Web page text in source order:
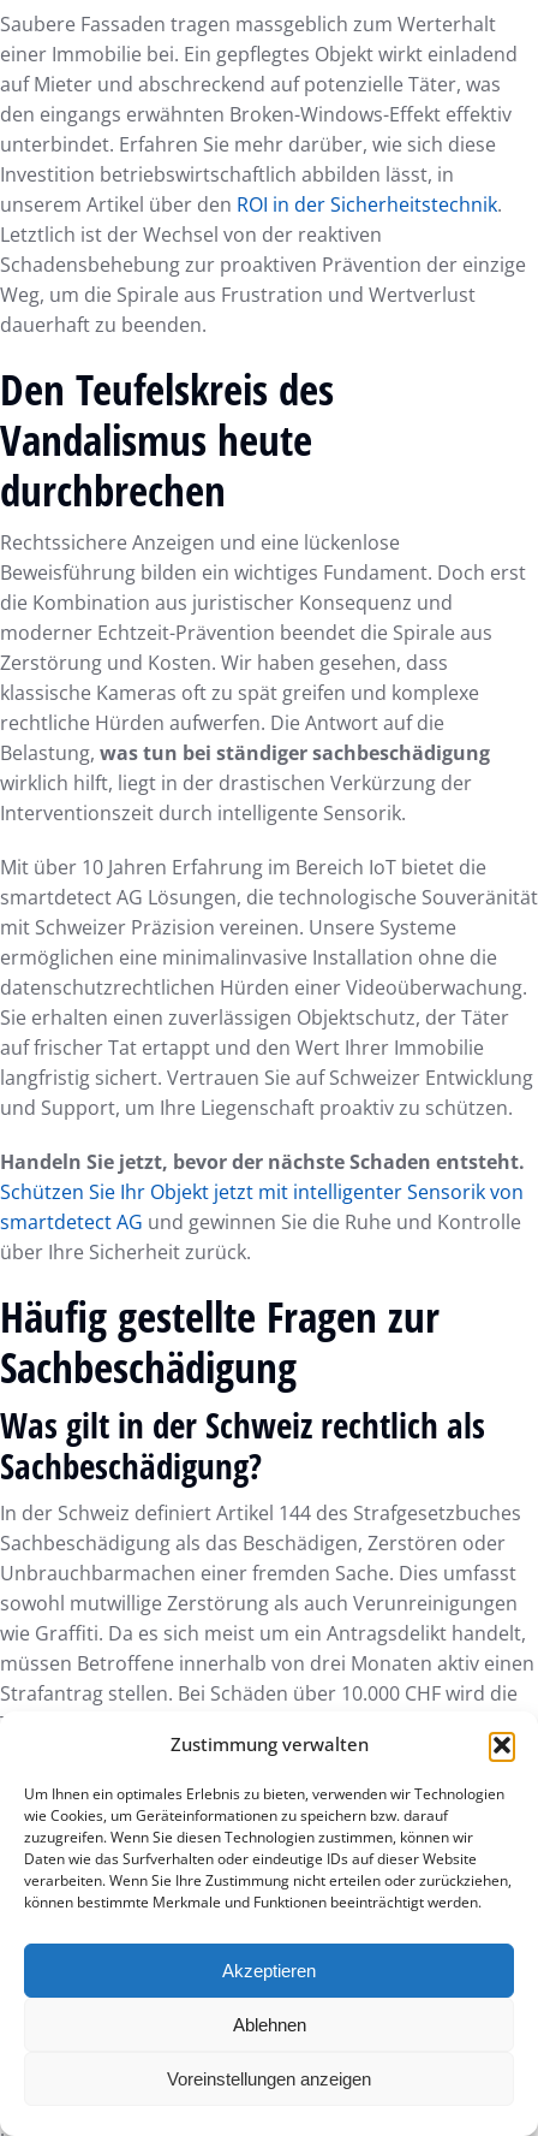
Zustimmung verwalten
Um Ihnen ein optimales Erlebnis zu bieten, verwenden wir Technologien
wie Cookies, um Geräteinformationen zu speichern bzw. darauf
zuzugreifen. Wenn Sie diesen Technologien zustimmen, können wir
Daten wie das Surfverhalten oder eindeutige IDs auf dieser Website
verarbeiten. Wenn Sie Ihre Zustimmung nicht erteilen oder zurückziehen,
können bestimmte Merkmale und Funktionen beeinträchtigt werden.
Akzeptieren
Ablehnen
Voreinstellungen anzeigen
Saubere Fassaden tragen massgeblich zum Werterhalt
einer Immobilie bei. Ein gepflegtes Objekt wirkt einladend
auf Mieter und abschreckend auf potenzielle Täter, was
den eingangs erwähnten Broken-Windows-Effekt effektiv
unterbindet. Erfahren Sie mehr darüber, wie sich diese
Investition betriebswirtschaftlich abbilden lässt, in
unserem Artikel über den ROI in der Sicherheitstechnik.
Letztlich ist der Wechsel von der reaktiven
Schadensbehebung zur proaktiven Prävention der einzige
Weg, um die Spirale aus Frustration und Wertverlust
dauerhaft zu beenden.
Den Teufelskreis des
Vandalismus heute
durchbrechen
Rechtssichere Anzeigen und eine lückenlose
Beweisführung bilden ein wichtiges Fundament. Doch erst
die Kombination aus juristischer Konsequenz und
moderner Echtzeit-Prävention beendet die Spirale aus
Zerstörung und Kosten. Wir haben gesehen, dass
klassische Kameras oft zu spät greifen und komplexe
rechtliche Hürden aufwerfen. Die Antwort auf die
Belastung, was tun bei ständiger sachbeschädigung
wirklich hilft, liegt in der drastischen Verkürzung der
Interventionszeit durch intelligente Sensorik.
Mit über 10 Jahren Erfahrung im Bereich IoT bietet die
smartdetect AG Lösungen, die technologische Souveränität
mit Schweizer Präzision vereinen. Unsere Systeme
ermöglichen eine minimalinvasive Installation ohne die
datenschutzrechtlichen Hürden einer Videoüberwachung.
Sie erhalten einen zuverlässigen Objektschutz, der Täter
auf frischer Tat ertappt und den Wert Ihrer Immobilie
langfristig sichert. Vertrauen Sie auf Schweizer Entwicklung
und Support, um Ihre Liegenschaft proaktiv zu schützen.
Handeln Sie jetzt, bevor der nächste Schaden entsteht.
Schützen Sie Ihr Objekt jetzt mit intelligenter Sensorik von
smartdetect AG und gewinnen Sie die Ruhe und Kontrolle
über Ihre Sicherheit zurück.
Häufig gestellte Fragen zur
Sachbeschädigung
Was gilt in der Schweiz rechtlich als
Sachbeschädigung?
In der Schweiz definiert Artikel 144 des Strafgesetzbuches
Sachbeschädigung als das Beschädigen, Zerstören oder
Unbrauchbarmachen einer fremden Sache. Dies umfasst
sowohl mutwillige Zerstörung als auch Verunreinigungen
wie Graffiti. Da es sich meist um ein Antragsdelikt handelt,
müssen Betroffene innerhalb von drei Monaten aktiv einen
Strafantrag stellen. Bei Schäden über 10.000 CHF wird die
Tat automatisch als Offizialdelikt verfolgt, was eine
schwerere rechtliche Einordnung zur Folge hat.
Wie kann ich ständige
Sachbeschädigung effektiv beweisen?
Wer wissen möchte,was tun bei ständiger
lückenlosen Beweisführung ansetzen. Erstellen Sie
detaillierte Schadensprotokolle mit hochauflösenden Fotos
und präzisen Zeitstempeln. Nutzen Sie digitale Daten aus
sekundengenau zu belegen. Diese technischen Nachweise